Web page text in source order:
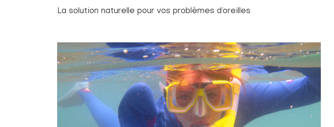
La solution naturelle pour vos problèmes d’oreilles